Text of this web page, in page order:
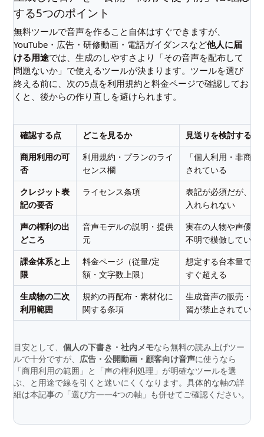
する5つのポイント
無料ツールで音声を作ること自体はすぐできますが、
YouTube・広告・研修動画・電話ガイダンスなど他人に届
ける用途では、生成のしやすさより「その音声を配布して
問題ないか」で使えるツールが決まります。ツールを選び
終える前に、次の5点を利用規約と料金ページで確認してお
くと、後からの作り直しを避けられます。
確認する点 どこを見るか
見送りを検討するサ
商用利用の可
否
利用規約・プランのライ
センス欄
「個人利用・非商
されている
クレジット表
記の要否
ライセンス条項
表記が必須だが、公
入れられない
声の権利の出
どころ
音声モデルの説明・提供
元
実在の人物や声優の
不明で模倣している
課金体系と上
限
料金ページ（従量/定
額・文字数上限）
想定する台本量で無
すぐ超える
生成物の二次
利用範囲
規約の再配布・素材化に
関する条項
生成音声の販売・素
習が禁止されている
目安として、個人の下書き・社内メモなら無料の読み上げツー
ルで十分ですが、 広告・公開動画・顧客向け音声に使うなら
「商用利用の範囲」と「声の権利処理」が明確なツールを選
ぶ、と用途で線を引くと迷いにくくなります。具体的な軸の詳
細は本記事の「選び方――4つの軸」も併せてご確認ください。